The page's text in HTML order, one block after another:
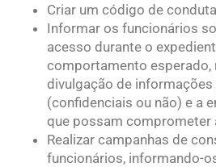
Criar um código de
Informar os funcionários
acesso durante o
comportamento esperado,
divulgação de
(confidenciais ou não) e a
que possam comprometer
Realizar campanhas de
funcionários, informando-